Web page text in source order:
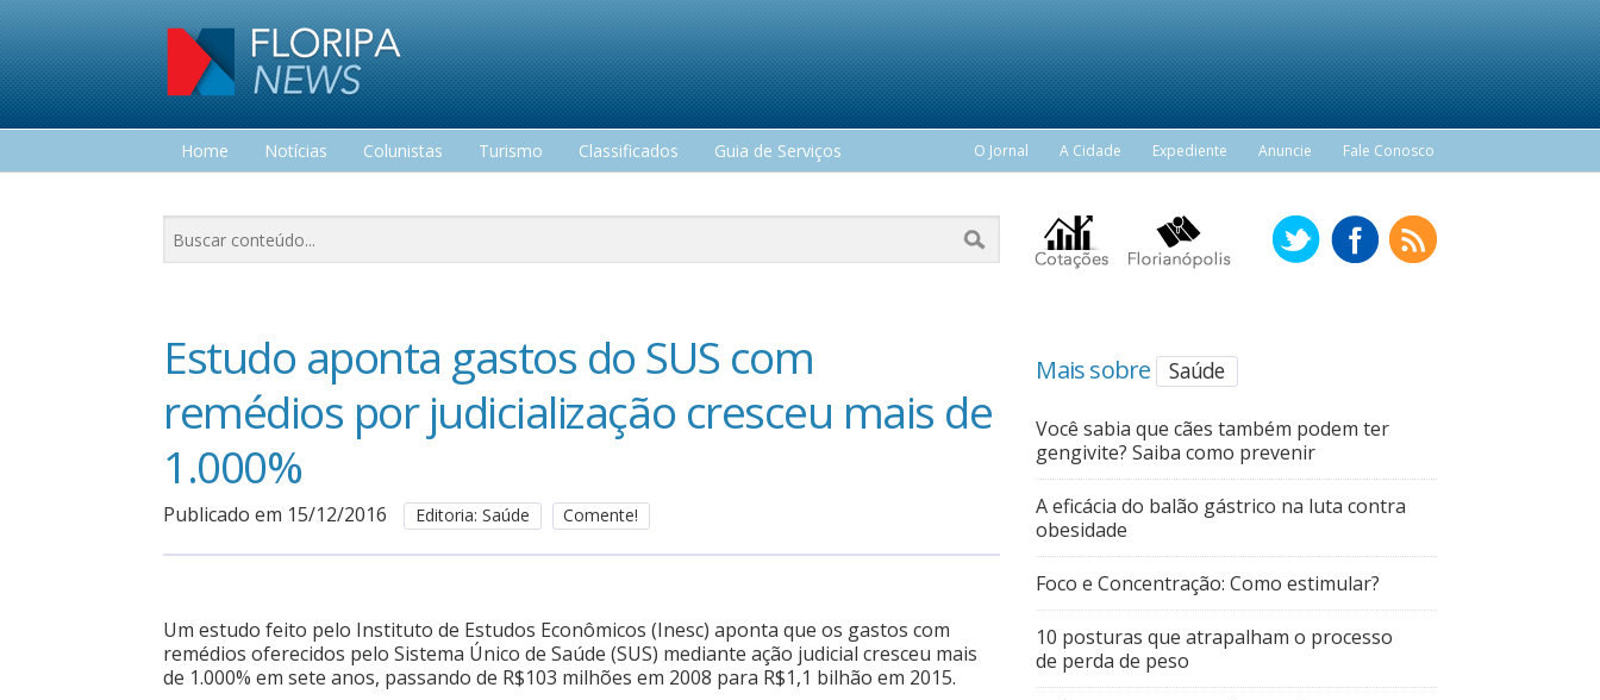
Home Notícias Colunistas Turismo Classificados
Guia de Serviços
O Jornal A Cidade Expediente Anuncie Fale Conosco
Estudo aponta gastos do SUS com
remédios por judicialização cresceu mais de
1.000%
Publicado em 15/12/2016 Editoria: Saúde Comente!
Um estudo feito pelo Instituto de Estudos Econômicos (Inesc) aponta que os gastos com
remédios oferecidos pelo Sistema Único de Saúde (SUS) mediante ação judicial cresceu mais
de 1.000% em sete anos, passando de R$103 milhões em 2008 para R$1,1 bilhão em 2015.
Mais sobre Saúde
Você sabia que cães também podem ter
gengivite? Saiba como prevenir
A eficácia do balão gástrico na luta contra
obesidade
Foco e Concentração: Como estimular?
10 posturas que atrapalham o processo
de perda de peso